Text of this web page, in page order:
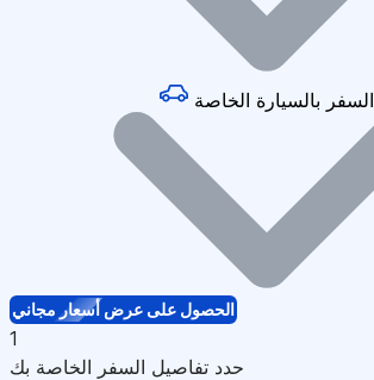
السفر بالسيارة الخاصة
الحصول على عرض أسعار مجاني
1
حدد تفاصيل السفر الخاصة بك